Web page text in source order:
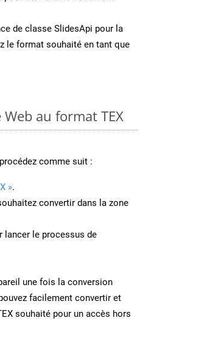
de classe SlidesApi pour la
le format souhaité en tant que
au format TEX
comme suit :
».
convertir dans la zone
lancer le processus de
une fois la conversion
facilement convertir et
souhaité pour un accès hors